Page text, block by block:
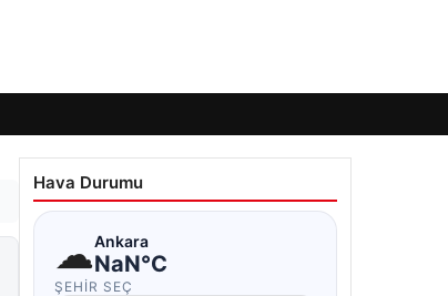
Hava Durumu
☁Ankara
NaN°C
ŞEHIR SEÇ